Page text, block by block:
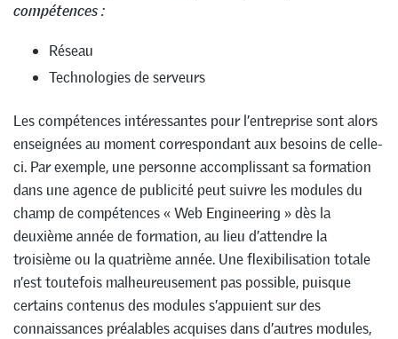
compétences :
Réseau
Technologies de serveurs
Les compétences intéressantes pour l’entreprise sont alors
enseignées au moment correspondant aux besoins de celle-
ci. Par exemple, une personne accomplissant sa formation
dans une agence de publicité peut suivre les modules du
champ de compétences « Web Engineering » dès la
deuxième année de formation, au lieu d’attendre la
troisième ou la quatrième année. Une flexibilisation totale
n’est toutefois malheureusement pas possible, puisque
certains contenus des modules s’appuient sur des
connaissances préalables acquises dans d’autres modules,